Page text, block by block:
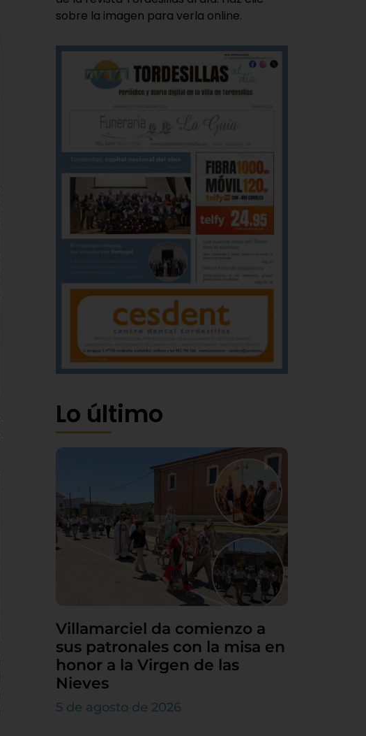
sobre la imagen para verla online.
Lo último
Villamarciel da comienzo a
sus patronales con la misa en
honor a la Virgen de las
Nieves
5 de agosto de 2026